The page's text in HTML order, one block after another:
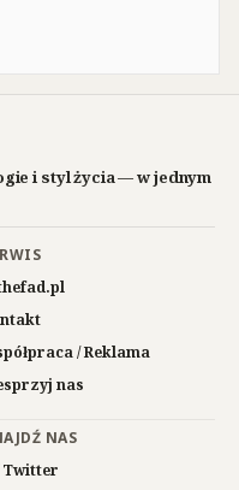
i styl życia — w jednym
/ Reklama
nas
NAS
Twitter